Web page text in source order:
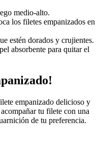
medio-alto.
los filetes empanizados en
estén dorados y crujientes.
absorbente para quitar el
empanizado delicioso y
tu filete con una
de tu preferencia.